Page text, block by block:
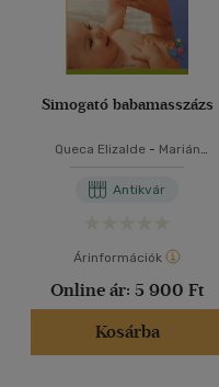
Simogató babamasszázs
Queca Elizalde- Marián
Antikvár
Árinformációk
Online ár: 5 900 Ft
Kosárba